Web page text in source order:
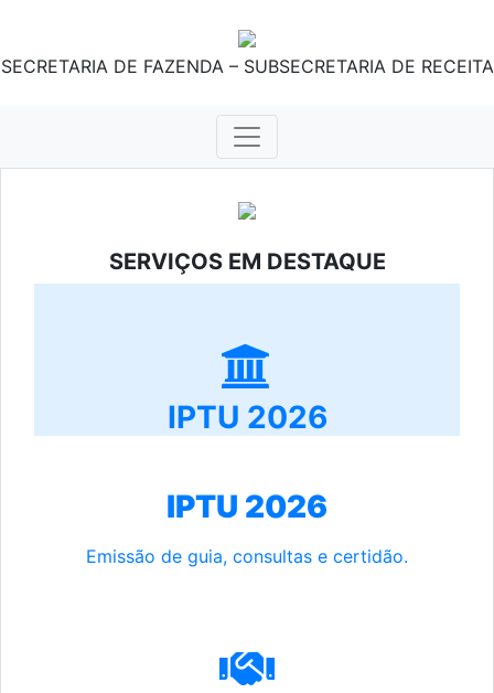
SECRETARIA DE FAZENDA – SUBSECRETARIA DE RECEITA
SERVIÇOS EM DESTAQUE
IPTU 2026
IPTU 2026
Emissão de guia, consultas e certidão.